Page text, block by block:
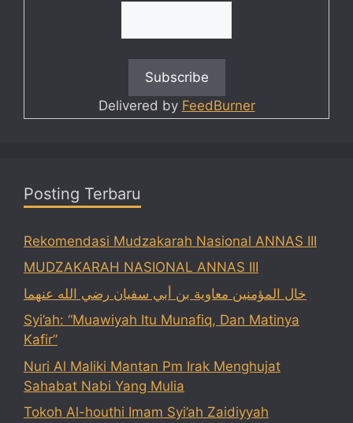
Delivered by FeedBurner
Posting Terbaru
Rekomendasi Mudzakarah Nasional ANNAS III
MUDZAKARAH NASIONAL ANNAS III
خال المؤمنين معاوية بن أبي سفيان رضي الله عنهما
Syi’ah: “Muawiyah Itu Munafiq, Dan Matinya
Kafir”
Nuri Al Maliki Mantan Pm Irak Menghujat
Sahabat Nabi Yang Mulia
Tokoh Al-houthi Imam Syi’ah Zaidiyyah